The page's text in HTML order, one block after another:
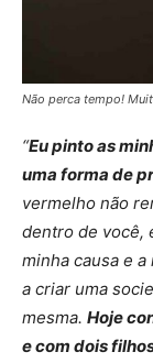
Não perca tempo!
“Eu pinto as
uma forma de
vermelho não
dentro de você,
minha causa e
a criar uma
mesma. Hoje
e com dois